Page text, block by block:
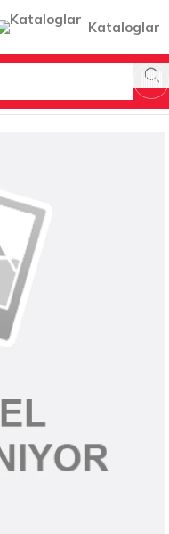
Kataloglar
& AKSESUARLARI